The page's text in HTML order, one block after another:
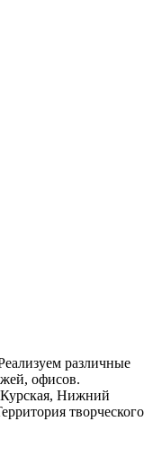
различные
офисов.
Нижний
творческого